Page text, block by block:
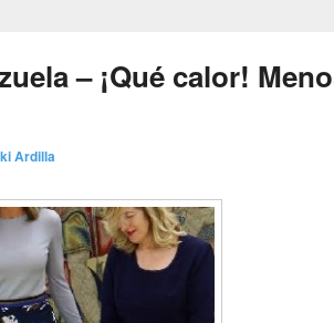
– ¡Qué calor!
Ardilla